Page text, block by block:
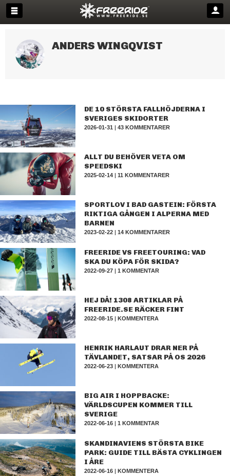
ANDERS WINGQVIST
DE 10 STÖRSTA FALLHÖJDERNA I
SVERIGES SKIDORTER
2026-01-31 |43 KOMMENTARER
ALLT DU BEHÖVER VETA OM
SPEEDSKI
2025-02-14 |11 KOMMENTARER
SPORTLOV I BAD GASTEIN: FÖRSTA
RIKTIGA GÅNGEN I ALPERNA MED
BARNEN
2023-02-22 |14 KOMMENTARER
FREERIDE VS FREETOURING: VAD
SKA DU KÖPA FÖR SKIDA?
2022-09-27 |1 KOMMENTAR
HEJ DÅ! 1308 ARTIKLAR PÅ
FREERIDE.SE RÄCKER FINT
2022-08-15 |KOMMENTERA
HENRIK HARLAUT DRAR NER PÅ
TÄVLANDET, SATSAR PÅ OS 2026
2022-06-23 |KOMMENTERA
BIG AIR I HOPPBACKE:
VÄRLDSCUPEN KOMMER TILL
SVERIGE
2022-06-16 |1 KOMMENTAR
SKANDINAVIENS STÖRSTA BIKE
PARK: GUIDE TILL BÄSTA CYKLINGEN
I ÅRE
2022-06-16 |KOMMENTERA